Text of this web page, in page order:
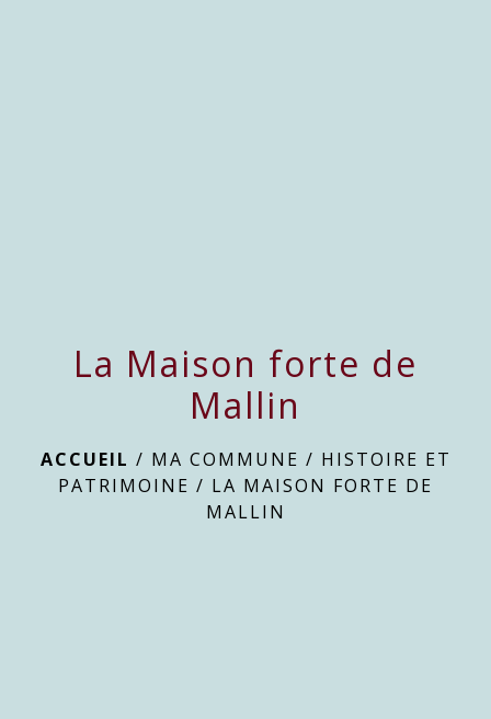
La Maison forte de
Mallin
ACCUEIL / MA COMMUNE / HISTOIRE ET
PATRIMOINE / LA MAISON FORTE DE
MALLIN